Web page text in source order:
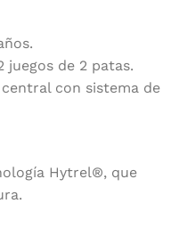
juegos de 2 patas.
con sistema de
Hytrel®, que